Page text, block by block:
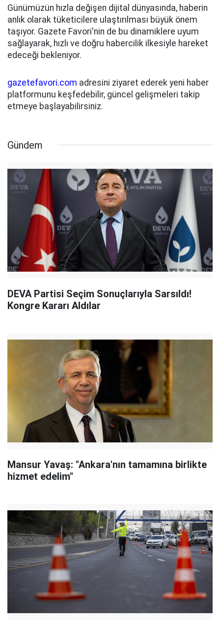
Günümüzün hızla değişen dijital dünyasında, haberin
anlık olarak tüketicilere ulaştırılması büyük önem
taşıyor. Gazete Favori'nin de bu dinamiklere uyum
sağlayarak, hızlı ve doğru habercilik ilkesiyle hareket
edeceği bekleniyor.
gazetefavori.com adresini ziyaret ederek yeni haber
platformunu keşfedebilir, güncel gelişmeleri takip
etmeye başlayabilirsiniz.
Gündem
DEVA Partisi Seçim Sonuçlarıyla Sarsıldı!
Kongre Kararı Aldılar
Mansur Yavaş: "Ankara'nın tamamına birlikte
hizmet edelim"